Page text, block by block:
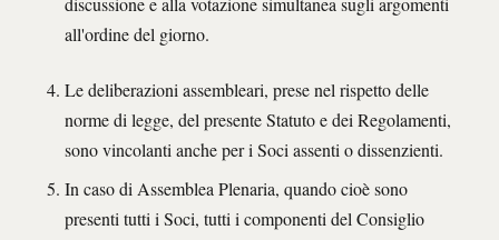
all'ordine del giorno.
Le deliberazioni assembleari, prese nel rispetto delle
norme di legge, del presente Statuto e dei Regolamenti,
sono vincolanti anche per i Soci assenti o dissenzienti.
In caso di Assemblea Plenaria, quando cioè sono
presenti tutti i Soci, tutti i componenti del Consiglio